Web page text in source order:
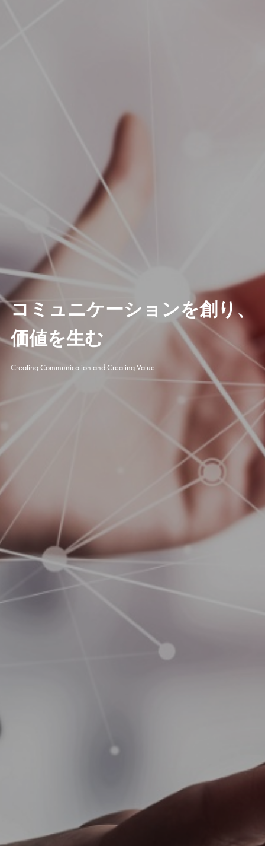
ーズに
コミュニケーションを創り、
価値を生む
Creating Communication and Creating Value